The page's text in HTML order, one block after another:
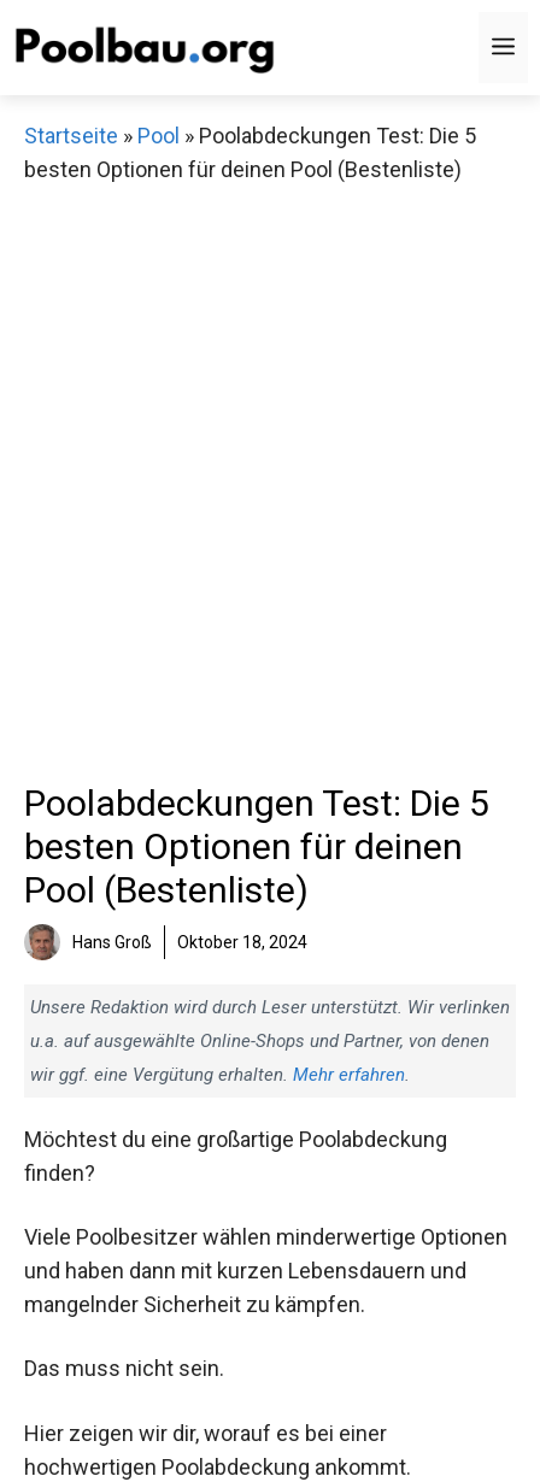
Inhalt
Startseite » Pool » Poolabdeckungen Test: Die 5
besten Optionen für deinen Pool (Bestenliste)
Poolabdeckungen Test: Die 5
besten Optionen für deinen
Pool (Bestenliste)
Hans Groß Oktober 18, 2024
Unsere Redaktion wird durch Leser unterstützt. Wir verlinken
u.a. auf ausgewählte Online-Shops und Partner, von denen
wir ggf. eine Vergütung erhalten. Mehr erfahren.
Möchtest du eine großartige Poolabdeckung
finden?
Viele Poolbesitzer wählen minderwertige Optionen
und haben dann mit kurzen Lebensdauern und
mangelnder Sicherheit zu kämpfen.
Das muss nicht sein.
Hier zeigen wir dir, worauf es bei einer
hochwertigen Poolabdeckung ankommt.